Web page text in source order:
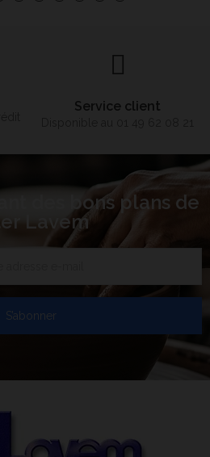
Service client
des bons plans de
Lavem
S’abonner